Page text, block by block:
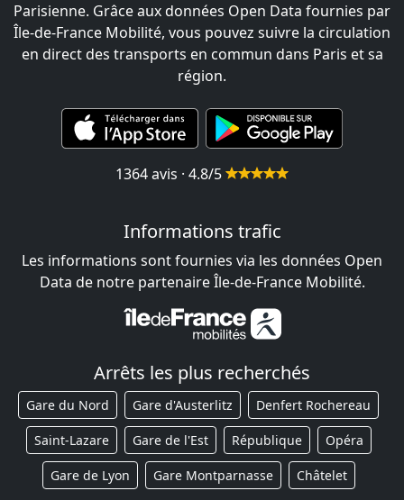
Parisienne. Grâce aux données Open Data fournies par
Île-de-France Mobilité, vous pouvez suivre la circulation
en direct des transports en commun dans Paris et sa
région.
1364 avis · 4.8/5
Informations trafic
Les informations sont fournies via les données Open
Data de notre partenaire Île-de-France Mobilité.
Arrêts les plus recherchés
Gare du Nord Gare d'Austerlitz Denfert Rochereau
Saint-Lazare Gare de l'Est République Opéra
Gare de Lyon Gare Montparnasse Châtelet